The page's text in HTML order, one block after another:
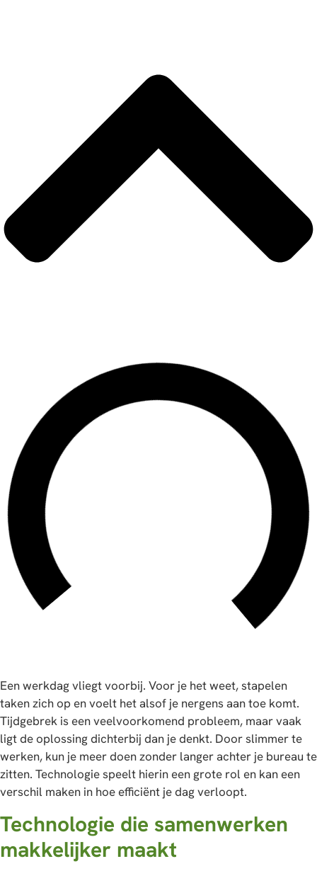
Een werkdag vliegt voorbij. Voor je het weet, stapelen
taken zich op en voelt het alsof je nergens aan toe komt.
Tijdgebrek is een veelvoorkomend probleem, maar vaak
ligt de oplossing dichterbij dan je denkt. Door slimmer te
werken, kun je meer doen zonder langer achter je bureau te
zitten. Technologie speelt hierin een grote rol en kan een
verschil maken in hoe efficiënt je dag verloopt.
Technologie die samenwerken
makkelijker maakt